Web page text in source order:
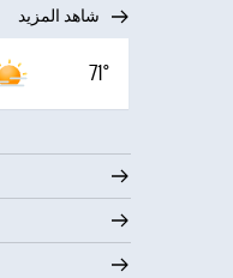
شاهد المزيد
71°